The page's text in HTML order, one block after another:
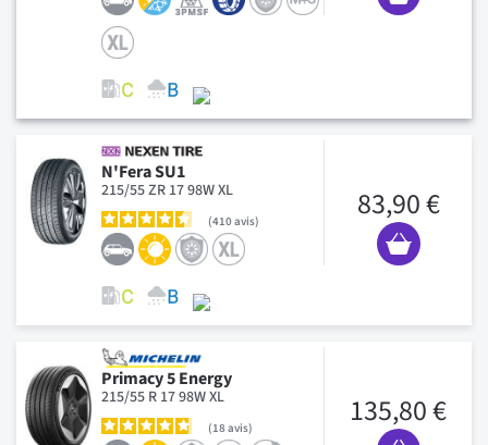
N'Fera SU1
215/55 ZR 17 98W XL
410avis 83,90 €
Primacy 5 Energy
215/55 R 17 98W XL
18 avis 135,80 €